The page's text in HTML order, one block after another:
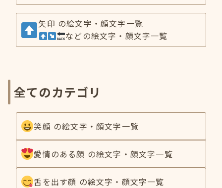
矢印 の絵文字・顔文字一覧
などの絵文字・顔文字一覧
全てのカテゴリ
笑顔 の絵文字・顔文字一覧
愛情のある顔 の絵文字・顔文字一覧
舌を出す顔 の絵文字・顔文字一覧